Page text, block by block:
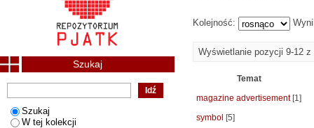
Kolejność:
Wyświetlanie pozycji 9-12 z
Temat
magazine advertisement[1]
symbol [5]
Szukaj
Szukaj
W tej kolekcji